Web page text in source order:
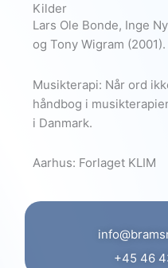
Kilder
Lars Ole Bonde, Inge
og Tony Wigram (2001).
Musikterapi: Når ord
håndbog i
i Danmark.
Aarhus: Forlaget KLIM
+45 46